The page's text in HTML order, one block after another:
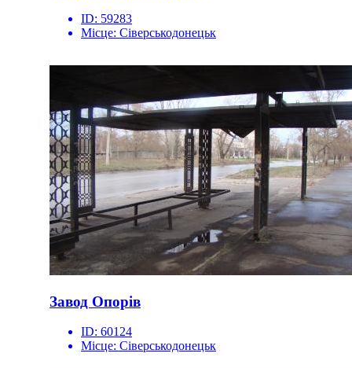
ID: 59283
Місце: Сіверськодонецьк
Завод Опорів
ID: 60124
Місце: Сіверськодонецьк